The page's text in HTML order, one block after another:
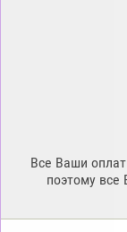
Все Ваши
поэтому